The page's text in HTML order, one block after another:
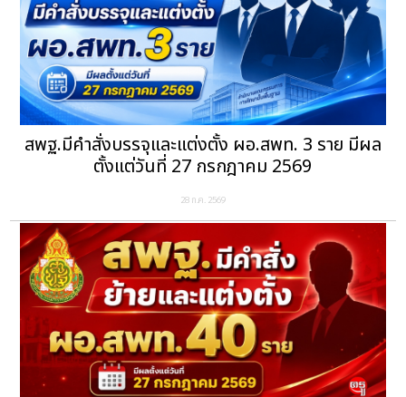
สพฐ.มีคำสั่งบรรจุและแต่งตั้ง ผอ.สพท. 3 ราย มีผล
ตั้งแต่วันที่ 27 กรกฎาคม 2569
28 ก.ค. 2569